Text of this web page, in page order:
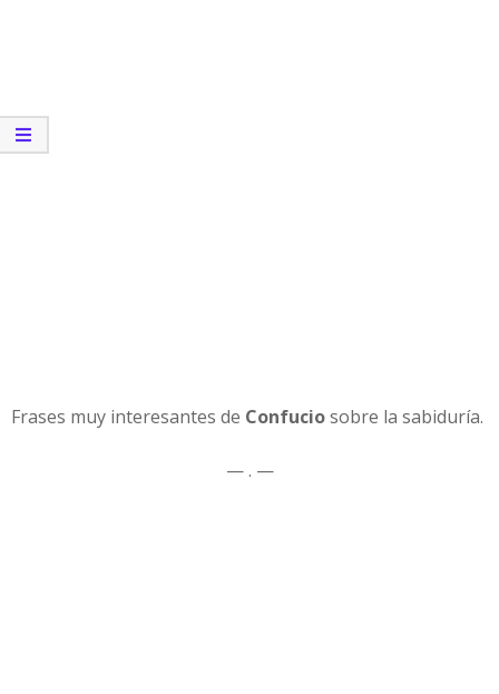
Frases muy interesantes de Confuciosobre la sabiduría.
— . —